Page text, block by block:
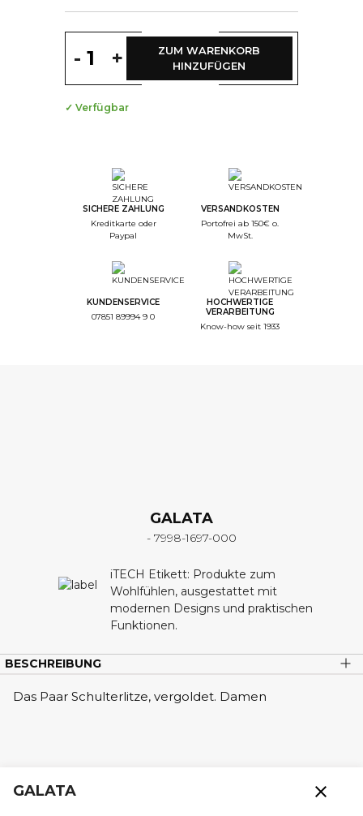
GALATA close
- +
ZUM WARENKORB
HINZUFÜGEN
✓ Verfügbar
SICHERE ZAHLUNG
Kreditkarte oder
Paypal
VERSANDKOSTEN
Portofrei ab 150€ o.
MwSt.
KUNDENSERVICE
07851 89994 9 0
HOCHWERTIGE
VERARBEITUNG
Know-how seit 1933
GALATA
- 7998-1697-000
iTECH Etikett: Produkte zum
Wohlfühlen, ausgestattet mit
modernen Designs und praktischen
Funktionen.
BESCHREIBUNG
Das Paar Schulterlitze, vergoldet. Damen